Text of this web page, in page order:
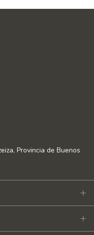
Provincia de Buenos